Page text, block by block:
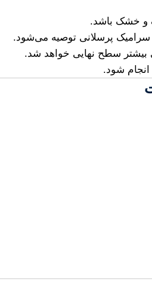
و خشک باشد.
پرسلانی توصیه می‌شود.
بیشتر سطح نهایی خواهد شد.
شود.